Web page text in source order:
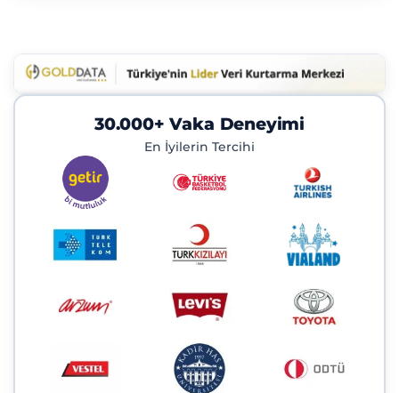
30.000+ Vaka Deneyimi
En İyilerin Tercihi